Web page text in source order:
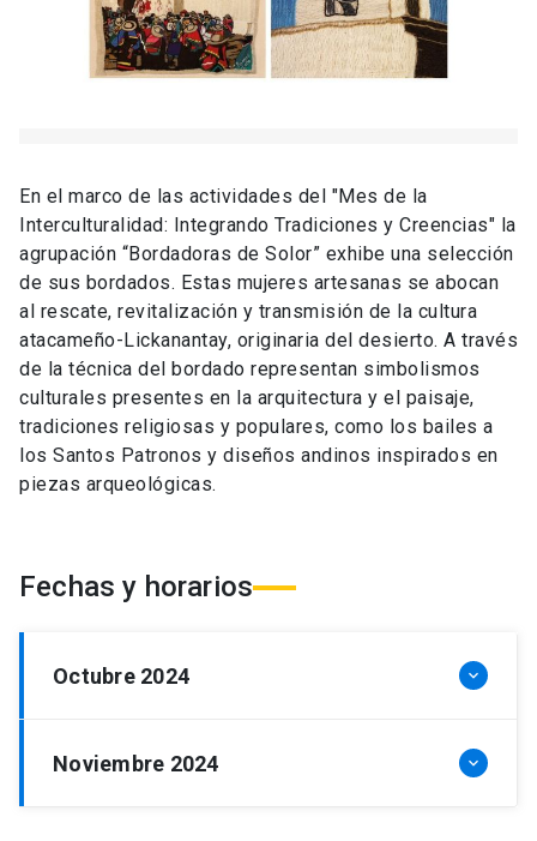
En el marco de las actividades del "Mes de la
Interculturalidad: Integrando Tradiciones y Creencias" la
agrupación “Bordadoras de Solor” exhibe una selección
de sus bordados. Estas mujeres artesanas se abocan
al rescate, revitalización y transmisión de la cultura
atacameño-Lickanantay, originaria del desierto. A través
de la técnica del bordado representan simbolismos
culturales presentes en la arquitectura y el paisaje,
tradiciones religiosas y populares, como los bailes a
los Santos Patronos y diseños andinos inspirados en
piezas arqueológicas.
Fechas y horarios
Octubre 2024 keyboard_arrow_down
Viernes 11 de 09:00 a 19:00 hrs.
Noviembre 2024 keyboard_arrow_down